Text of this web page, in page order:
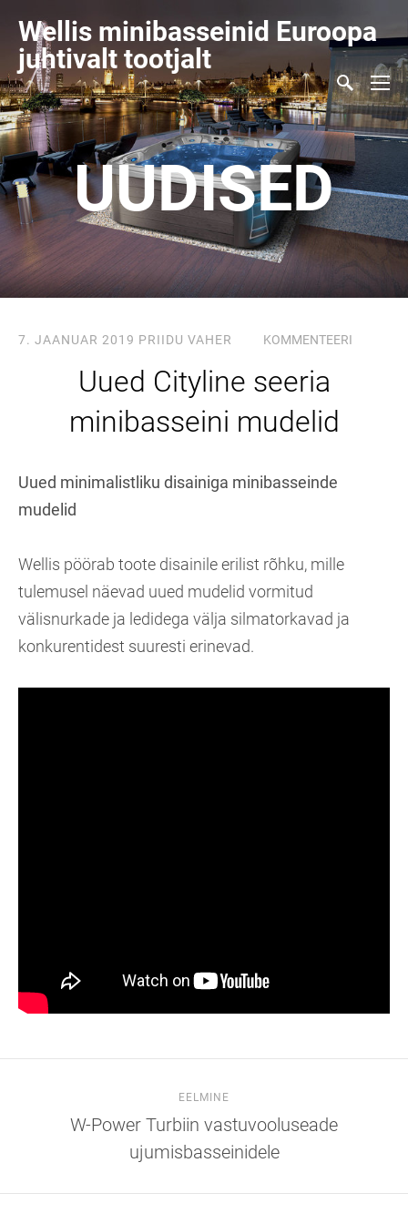
Wellis minibasseinid Euroopa
juhtivalt tootjalt
UUDISED
7. JAANUAR 2019 PRIIDU VAHER KOMMENTEERI
Uued Cityline seeria
minibasseini mudelid
Uued minimalistliku disainiga minibasseinde
mudelid
Wellis pöörab toote disainile erilist rõhku, mille
tulemusel näevad uued mudelid vormitud
välisnurkade ja ledidega välja silmatorkavad ja
konkurentidest suuresti erinevad.
EELMINE
W-Power Turbiin vastuvooluseade
ujumisbasseinidele